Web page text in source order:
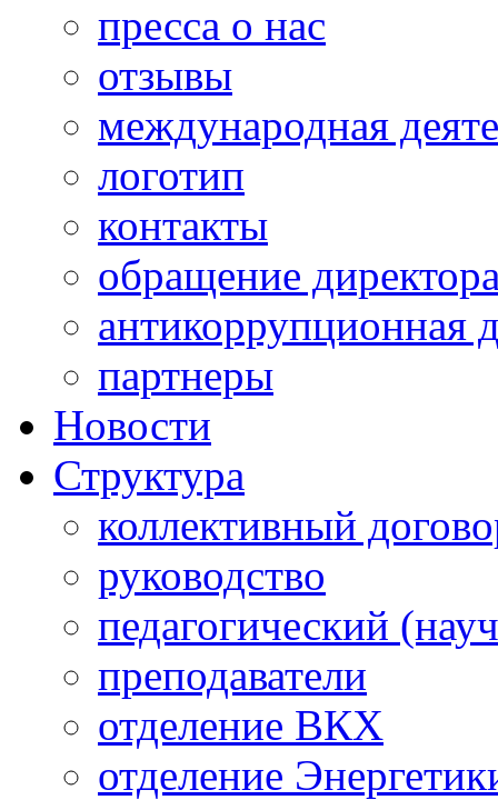
пресса о нас
отзывы
международная
логотип
контакты
обращение
антикоррупционная
партнеры
Новости
Структура
коллективный
руководство
педагогический
преподаватели
отделение ВКХ
отделение